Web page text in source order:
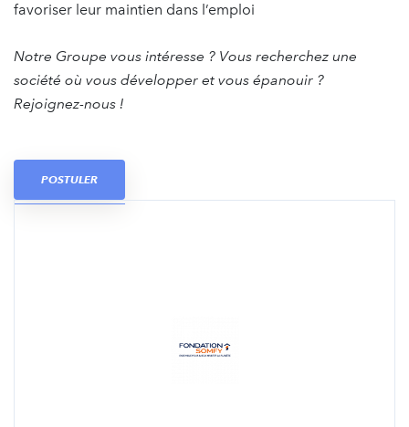
favoriser leur maintien dans l’emploi
Notre Groupe vous intéresse ? Vous recherchez une
société où vous développer et vous épanouir ?
Rejoignez-nous !
POSTULER